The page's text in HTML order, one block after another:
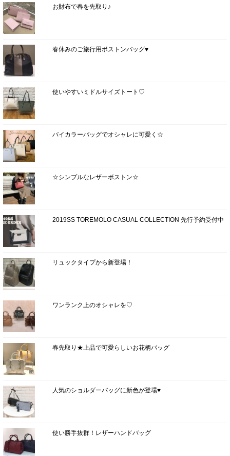
お財布で春を先取り♪
春休みのご旅行用ボストンバッグ♥
使いやすいミドルサイズトート♡
バイカラーバッグでオシャレに可愛く☆
☆シンプルなレザーボストン☆
2019SS TOREMOLO CASUAL COLLECTION 先行予約受付中
リュックタイプから新登場！
ワンランク上のオシャレを♡
春先取り★上品で可愛らしいお花柄バッグ
人気のショルダーバッグに新色が登場♥
使い勝手抜群！レザーハンドバッグ